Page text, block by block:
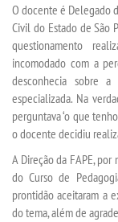
MATRÍCULA
EDITAL
EDITAL -
PUBLICAÇÕES
DESTAQUES
O docente é Delegado
Civil do Estado de São
questionamento
incomodado com a
desconhecia sobre
especializada. Na
perguntava ‘o que
o docente decidiu
A Direção da FAPE,
do Curso de
prontidão aceitaram a
do tema, além de